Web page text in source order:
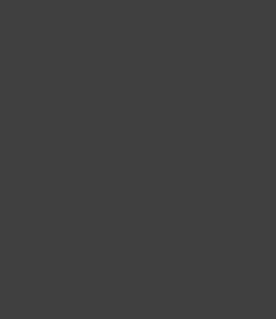
som kan kombinere den
gjort tilgjengelig for dem,
din bruk av